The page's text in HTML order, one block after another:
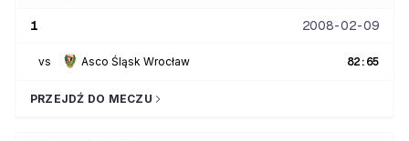
1 2008-02-09
vs Asco Śląsk Wrocław 82 : 65
PRZEJDŹ DO MECZU